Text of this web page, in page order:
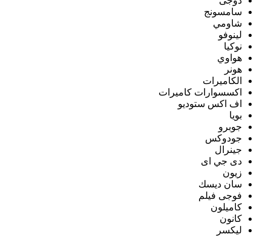
سامسونج
شاومي
لينوفو
نوكيا
هواوي
هونر
الكاميرات
اكسسوارات كاميرات
اف اكس ستوديو
بويا
جوبرو
جودوكس
جينرال
دى جي اى
زيون
سان ديسك
فوجى فيلم
كاميلون
كانون
ليكسر